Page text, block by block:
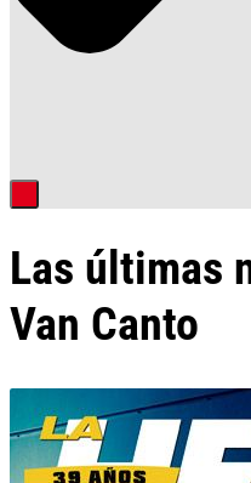
Las últimas
Van Canto